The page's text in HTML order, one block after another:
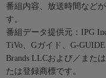
番組内容、放送時間など
す。
番組データ提供元：IPG
TiVo、Gガイド、G-
Brands LLCおよび／また
たは登録商標です。